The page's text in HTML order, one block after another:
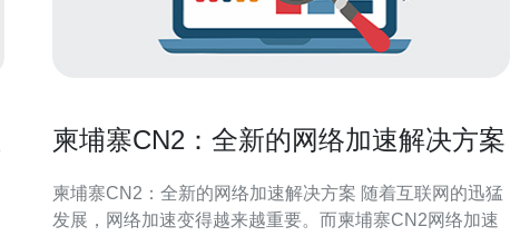
柬埔寨CN2：全新的网络加速解决方案
柬埔寨CN2：全新的网络加速解决方案 随着互联网的迅猛
发展，网络加速变得越来越重要。而柬埔寨CN2网络加速